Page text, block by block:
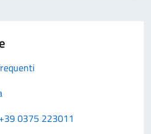
0375 223011